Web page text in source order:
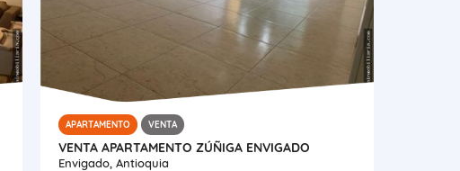
APARTAMENTO VENTA
VENTA APARTAMENTO ZÚÑIGA ENVIGADO
Envigado, Antioquia